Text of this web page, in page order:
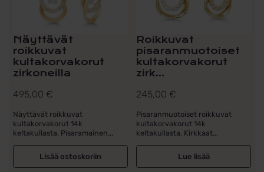
Näyttävät
roikkuvat
kultakorvakorut
zirkoneilla
495,00 €
Näyttävät roikkuvat
kultakorvakorut 14k
keltakullasta. Pisaramainen...
Lisää ostoskoriin
Roikkuvat
pisaranmuotoiset
kultakorvakorut
zirk...
245,00 €
Pisaranmuotoiset roikkuvat
kultakorvakorut 14k
keltakullasta. Kirkkaat...
Lue lisää